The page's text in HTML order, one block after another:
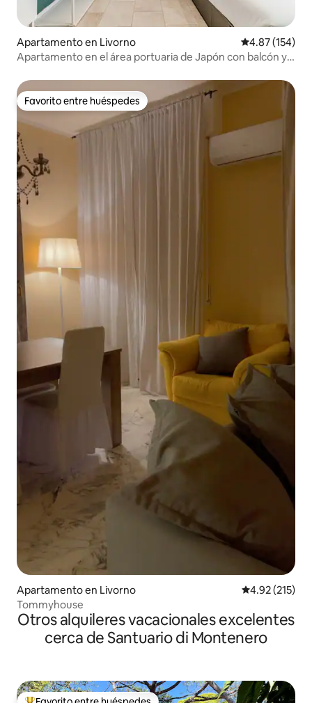
Apartamento en Livorno Calificación
4.87 (154)
Apartamento en el área portuaria de Japón con balcón y
Favorito entre huéspedes
Favorito entre huéspedes
Apartamento en Livorno Calificación
4.92 (215)
Tommyhouse
Otros alquileres vacacionales excelentes
cerca de Santuario di Montenero